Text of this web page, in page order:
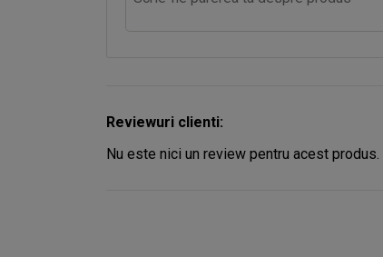
Reviewuri clienti:
Nu este nici un review pentru acest produs.